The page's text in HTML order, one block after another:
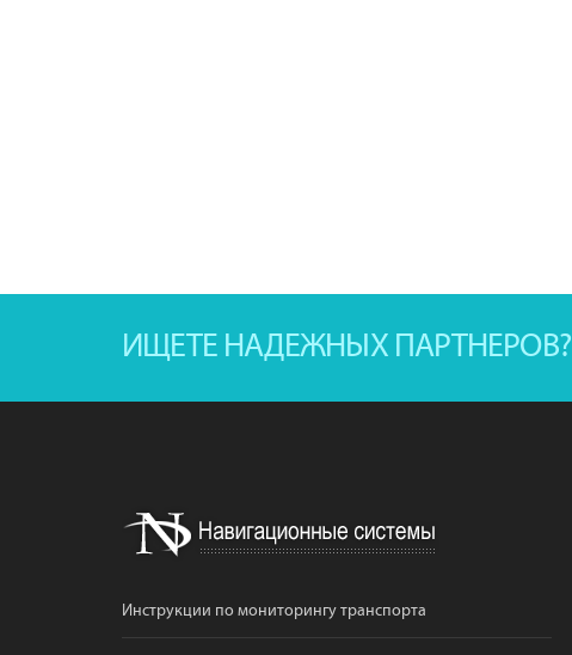
ИЩЕТЕ НАДЕЖНЫХ ПАРТНЕРОВ?
Инструкции по мониторингу транспорта